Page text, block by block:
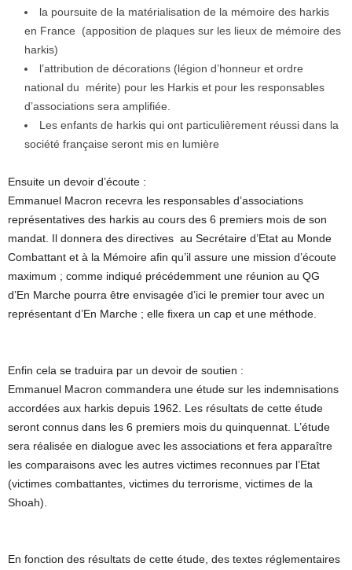
la poursuite de la matérialisation de la mémoire des harkis
en France (apposition de plaques sur les lieux de mémoire des
harkis)
l’attribution de décorations (légion d’honneur et ordre
national du mérite) pour les Harkis et pour les responsables
d’associations sera amplifiée.
Les enfants de harkis qui ont particulièrement réussi dans la
société française seront mis en lumière
Ensuite un devoir d’écoute :
Emmanuel Macron recevra les responsables d’associations
représentatives des harkis au cours des 6 premiers mois de son
mandat. Il donnera des directives au Secrétaire d’Etat au Monde
Combattant et à la Mémoire afin qu’il assure une mission d’écoute
maximum ; comme indiqué précédemment une réunion au QG
d’En Marche pourra être envisagée d’ici le premier tour avec un
représentant d’En Marche ; elle fixera un cap et une méthode.
Enfin cela se traduira par un devoir de soutien :
Emmanuel Macron commandera une étude sur les indemnisations
accordées aux harkis depuis 1962. Les résultats de cette étude
seront connus dans les 6 premiers mois du quinquennat. L’étude
sera réalisée en dialogue avec les associations et fera apparaître
les comparaisons avec les autres victimes reconnues par l’Etat
(victimes combattantes, victimes du terrorisme, victimes de la
Shoah).
En fonction des résultats de cette étude, des textes réglementaires